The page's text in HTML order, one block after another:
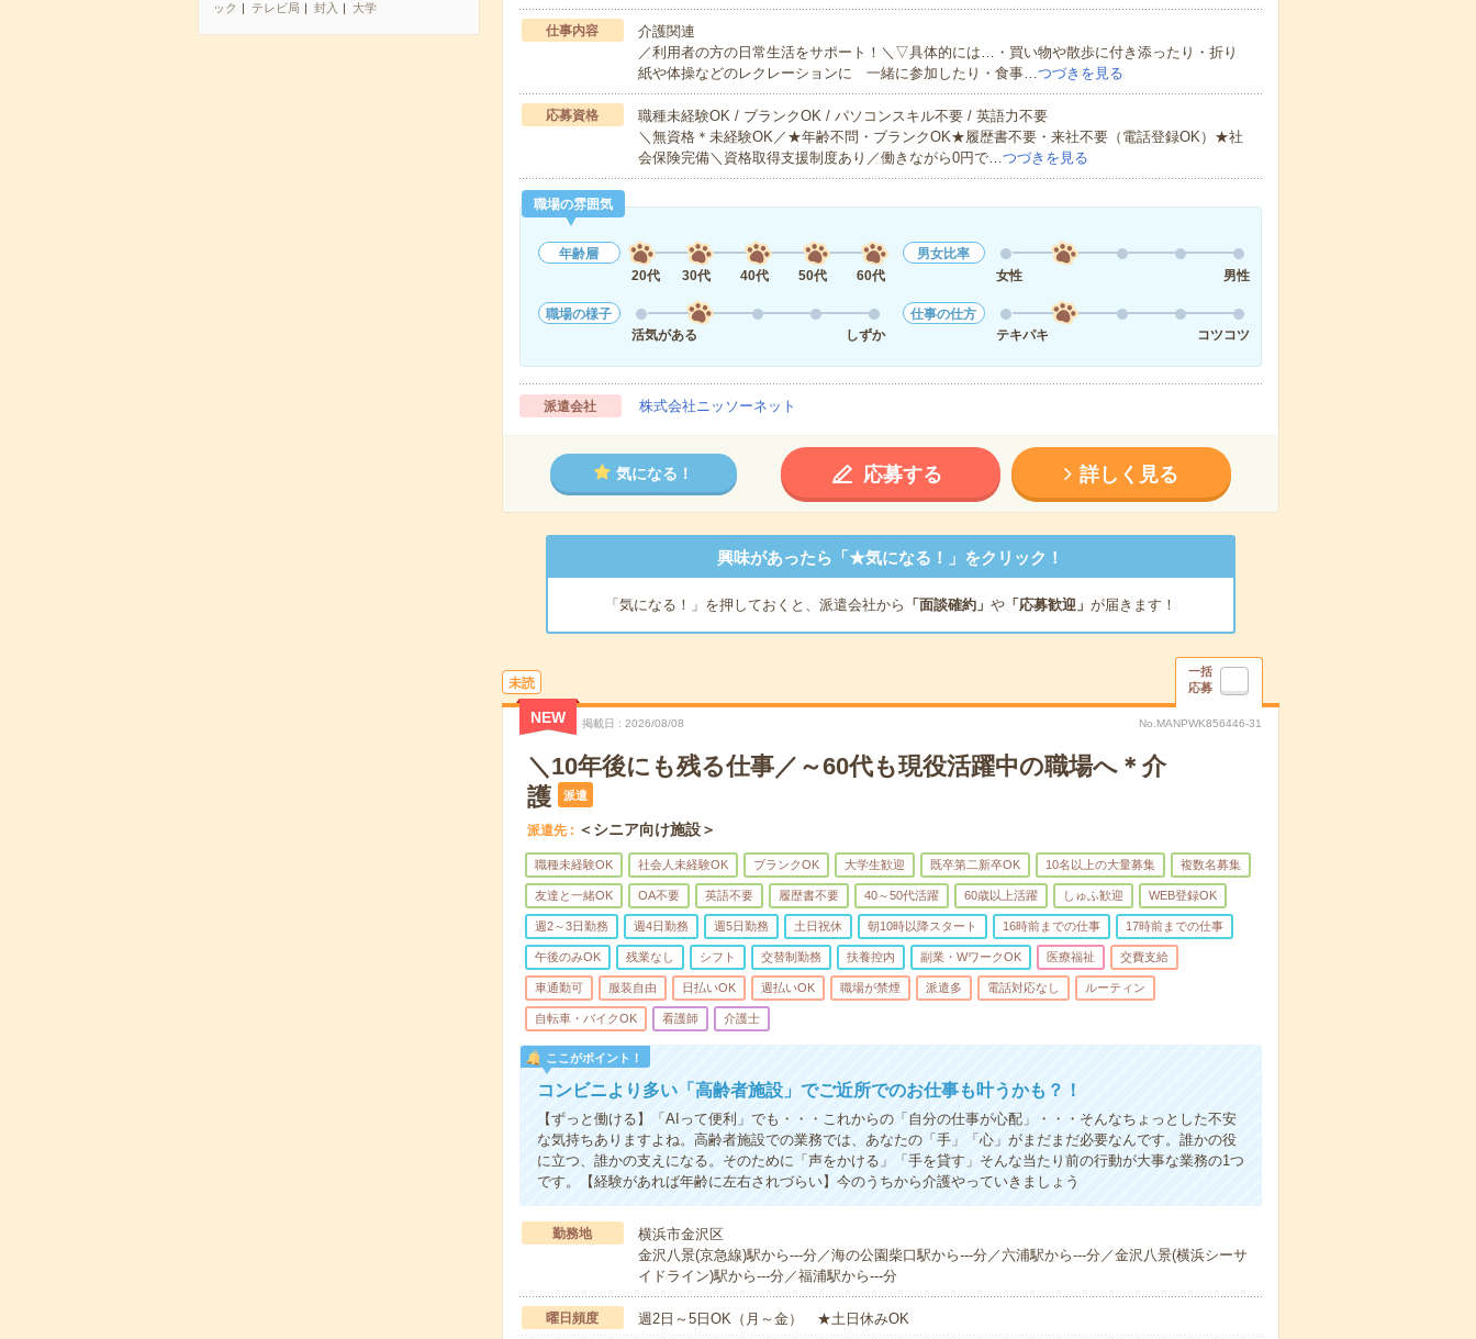
ック
テレビ局 封入 大学
仕事内容
介護関連
／利用者の方の日常生活をサポート！＼▽具体的には…・買い物や散歩に付き添ったり・折り
紙や体操などのレクレーションに 一緒に参加したり・食事…つづきを見る
応募資格
職種未経験OK / ブランクOK / パソコンスキル不要 / 英語力不要
＼無資格＊未経験OK／★年齢不問・ブランクOK★履歴書不要・来社不要（電話登録OK）★社
会保険完備＼資格取得支援制度あり／働きながら0円で…つづきを見る
職場の雰囲気
年齢層
20代
30代 40代 50代 60代
男女比率
女性
男性
職場の様子
活気がある
しずか
仕事の仕方
テキパキ
コツコツ
派遣会社 株式会社ニッソーネット
気になる！ 応募する 詳しく見る
興味があったら「★気になる！」をクリック！
「気になる！」を押しておくと、派遣会社から 「面談確約」 や「応募歓迎」 が届きます！
未読
一括
応募
NEW 掲載日 2026/08/08 No.MANPWK856446-31
＼10年後にも残る仕事／～60代も現役活躍中の職場へ＊介
護
派遣
派遣先 ＜シニア向け施設＞
職種未経験OK 社会人未経験OK ブランクOK 大学生歓迎 既卒第二新卒OK 10名以上の大量募集 複数名募集
友達と一緒OK OA不要 英語不要 履歴書不要 40～50代活躍 60歳以上活躍 しゅふ歓迎 WEB登録OK
週2～3日勤務 週4日勤務 週5日勤務 土日祝休 朝10時以降スタート 16時前までの仕事 17時前までの仕事
午後のみOK 残業なし シフト 交替制勤務 扶養控内 副業・WワークOK 医療福祉 交費支給
車通勤可 服装自由 日払いOK 週払いOK 職場が禁煙 派遣多 電話対応なし ルーティン
自転車・バイクOK 看護師 介護士
ここがポイント！
コンビニより多い「高齢者施設」でご近所でのお仕事も叶うかも？！
【ずっと働ける】「AIって便利」でも・・・これからの「自分の仕事が心配」・・・そんなちょっとした不安
な気持ちありますよね。高齢者施設での業務では、あなたの「手」「心」がまだまだ必要なんです。誰かの役
に立つ、誰かの支えになる。そのために「声をかける」「手を貸す」そんな当たり前の行動が大事な業務の1つ
です。【経験があれば年齢に左右されづらい】今のうちから介護やっていきましょう
勤務地
横浜市金沢区
金沢八景(京急線)駅から---分／海の公園柴口駅から---分／六浦駅から---分／金沢八景(横浜シーサ
イドライン)駅から---分／福浦駅から---分
曜日頻度 週2日～5日OK（月～金） ★土日休みOK